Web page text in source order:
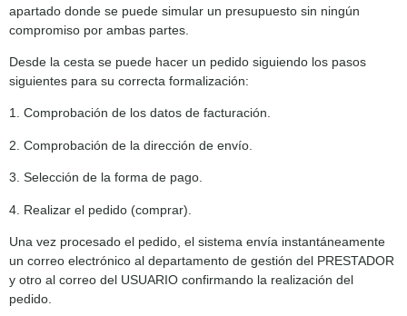
apartado donde se puede simular un presupuesto sin ningún
compromiso por ambas partes.
Desde la cesta se puede hacer un pedido siguiendo los pasos
siguientes para su correcta formalización:
1. Comprobación de los datos de facturación.
2. Comprobación de la dirección de envío.
3. Selección de la forma de pago.
4. Realizar el pedido (comprar).
Una vez procesado el pedido, el sistema envía instantáneamente
un correo electrónico al departamento de gestión del PRESTADOR
y otro al correo del USUARIO confirmando la realización del
pedido.